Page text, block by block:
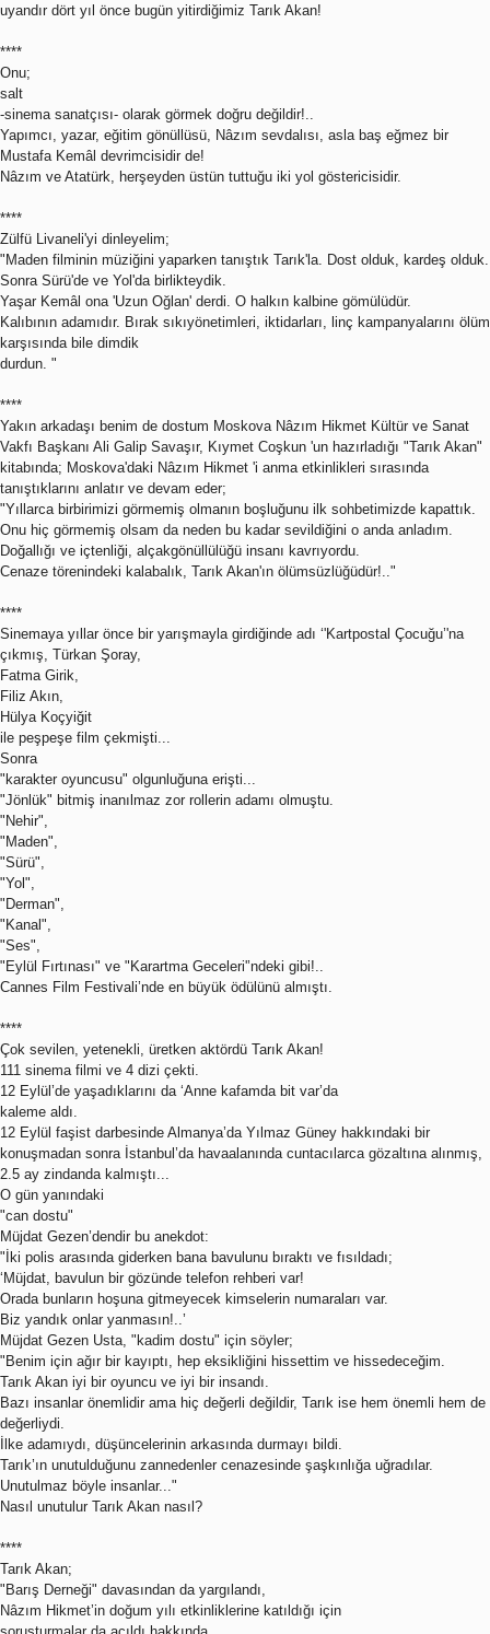
uyandır dört yıl önce bugün yitirdiğimiz Tarık Akan!
****
Onu;
salt
-sinema sanatçısı- olarak görmek doğru değildir!..
Yapımcı, yazar, eğitim gönüllüsü, Nâzım sevdalısı, asla baş eğmez bir
Mustafa Kemâl devrimcisidir de!
Nâzım ve Atatürk, herşeyden üstün tuttuğu iki yol göstericisidir.
****
Zülfü Livaneli'yi dinleyelim;
"Maden filminin müziğini yaparken tanıştık Tarık'la. Dost olduk, kardeş olduk.
Sonra Sürü'de ve Yol'da birlikteydik.
Yaşar Kemâl ona 'Uzun Oğlan' derdi. O halkın kalbine gömülüdür.
Kalıbının adamıdır. Bırak sıkıyönetimleri, iktidarları, linç kampanyalarını ölüm
karşısında bile dimdik
durdun. "
****
Yakın arkadaşı benim de dostum Moskova Nâzım Hikmet Kültür ve Sanat
Vakfı Başkanı Ali Galip Savaşır, Kıymet Coşkun 'un hazırladığı "Tarık Akan"
kitabında; Moskova'daki Nâzım Hikmet 'i anma etkinlikleri sırasında
tanıştıklarını anlatır ve devam eder;
"Yıllarca birbirimizi görmemiş olmanın boşluğunu ilk sohbetimizde kapattık.
Onu hiç görmemiş olsam da neden bu kadar sevildiğini o anda anladım.
Doğallığı ve içtenliği, alçakgönüllülüğü insanı kavrıyordu.
Cenaze törenindeki kalabalık, Tarık Akan'ın ölümsüzlüğüdür!.."
****
Sinemaya yıllar önce bir yarışmayla girdiğinde adı ‘'Kartpostal Çocuğu’'na
çıkmış, Türkan Şoray,
Fatma Girik,
Filiz Akın,
Hülya Koçyiğit
ile peşpeşe film çekmişti...
Sonra
"karakter oyuncusu" olgunluğuna erişti...
"Jönlük" bitmiş inanılmaz zor rollerin adamı olmuştu.
"Nehir",
"Maden",
"Sürü",
"Yol",
"Derman",
"Kanal",
"Ses",
"Eylül Fırtınası" ve "Karartma Geceleri'’ndeki gibi!..
Cannes Film Festivali’nde en büyük ödülünü almıştı.
****
Çok sevilen, yetenekli, üretken aktördü Tarık Akan!
111 sinema filmi ve 4 dizi çekti.
12 Eylül’de yaşadıklarını da ‘Anne kafamda bit var’da
kaleme aldı.
12 Eylül faşist darbesinde Almanya’da Yılmaz Güney hakkındaki bir
konuşmadan sonra İstanbul’da havaalanında cuntacılarca gözaltına alınmış,
2.5 ay zindanda kalmıştı...
O gün yanındaki
"can dostu"
Müjdat Gezen’dendir bu anekdot:
"İki polis arasında giderken bana bavulunu bıraktı ve fısıldadı;
‘Müjdat, bavulun bir gözünde telefon rehberi var!
Orada bunların hoşuna gitmeyecek kimselerin numaraları var.
Biz yandık onlar yanmasın!..’
Müjdat Gezen Usta, "kadim dostu" için söyler;
"Benim için ağır bir kayıptı, hep eksikliğini hissettim ve hissedeceğim.
Tarık Akan iyi bir oyuncu ve iyi bir insandı.
Bazı insanlar önemlidir ama hiç değerli değildir, Tarık ise hem önemli hem de
değerliydi.
İlke adamıydı, düşüncelerinin arkasında durmayı bildi.
Tarık’ın unutulduğunu zannedenler cenazesinde şaşkınlığa uğradılar.
Unutulmaz böyle insanlar..."
Nasıl unutulur Tarık Akan nasıl?
****
Tarık Akan;
"Barış Derneği" davasından da yargılandı,
Nâzım Hikmet’in doğum yılı etkinliklerine katıldığı için